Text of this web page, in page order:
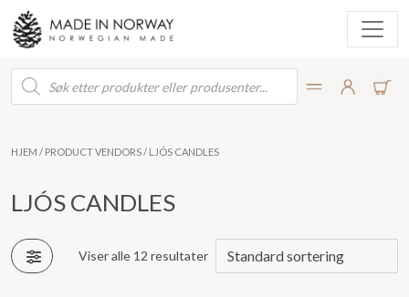
Products
search
HJEM / PRODUCT VENDORS / LJÓS CANDLES
LJÓS CANDLES
Viser alle 12 resultater